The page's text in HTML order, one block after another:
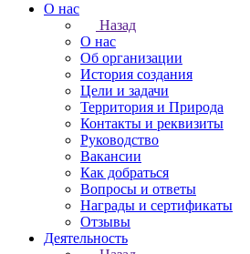
О нас
Назад
О нас
Об организации
История создания
Цели и задачи
Территория и Природа
Контакты и реквизиты
Руководство
Вакансии
Как добраться
Вопросы и ответы
Награды и сертификаты
Отзывы
Деятельность